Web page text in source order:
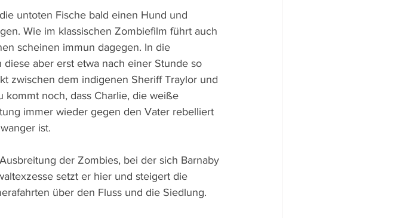
untoten Fische bald einen Hund und
Wie im klassischen Zombiefilm führt auch
scheinen immun dagegen. In die
aber erst etwa nach einer Stunde so
zwischen dem indigenen Sheriff Traylor und
kommt noch, dass Charlie, die weiße
immer wieder gegen den Vater rebelliert
ist.
der Zombies, bei der sich Barnaby
setzt er hier und steigert die
über den Fluss und die Siedlung.